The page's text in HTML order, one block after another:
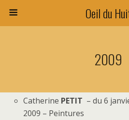
Oeil du
2009
Catherine PETIT – du 6
2009 – Peintures